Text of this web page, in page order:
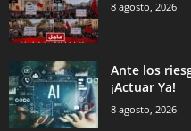
8 agosto, 2026
Ante los
¡Actuar Ya!
8 agosto, 2026